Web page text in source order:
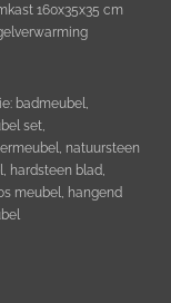
160x35x35 cm
badmeubel,
set,
natuursteen
hardsteen blad,
meubel, hangend